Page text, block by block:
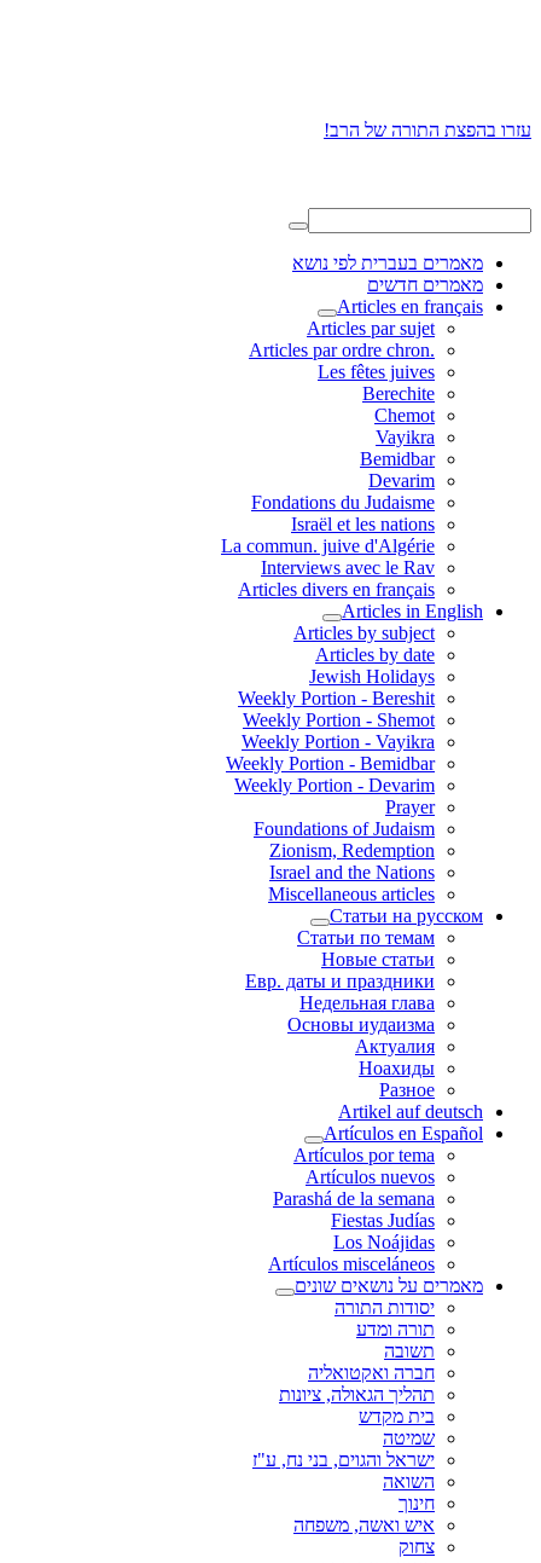
עזרו בהפצת התורה של הרב!
מאמרים בעברית לפי נושא
מאמרים חדשים
Articles en français
Articles par sujet
.Articles par ordre chron
Les fêtes juives
Berechite
Chemot
Vayikra
Bemidbar
Devarim
Fondations du Judaisme
Israël et les nations
La commun. juive d'Algérie
Interviews avec le Rav
Articles divers en français
Articles in English
Articles by subject
Articles by date
Jewish Holidays
Weekly Portion - Bereshit
Weekly Portion - Shemot
Weekly Portion - Vayikra
Weekly Portion - Bemidbar
Weekly Portion - Devarim
Prayer
Foundations of Judaism
Zionism, Redemption
Israel and the Nations
Miscellaneous articles
Статьи на русском
Статьи по темам
Новые статьи
Евр. даты и праздники
Недельная глава
Основы иудаизма
Актуалия
Ноахиды
Разное
Artikel auf deutsch
Artículos en Español
Artículos por tema
Artículos nuevos
Parashá de la semana
Fiestas Judías
Los Noájidas
Artículos misceláneos
מאמרים על נושאים שונים
יסודות התורה
תורה ומדע
תשובה
חברה ואקטואליה
תהליך הגאולה, ציונות
בית מקדש
שמיטה
ישראל והגוים, בני נח, ע"ז
השואה
חינוך
איש ואשה, משפחה
צחוק